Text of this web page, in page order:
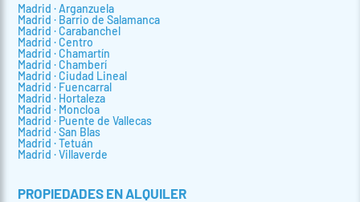
Madrid · Arganzuela
Madrid · Barrio de Salamanca
Madrid · Carabanchel
Madrid · Centro
Madrid · Chamartín
Madrid · Chamberí
Madrid · Ciudad Lineal
Madrid · Fuencarral
Madrid · Hortaleza
Madrid · Moncloa
Madrid · Puente de Vallecas
Madrid · San Blas
Madrid · Tetuán
Madrid · Villaverde
PROPIEDADES EN ALQUILER